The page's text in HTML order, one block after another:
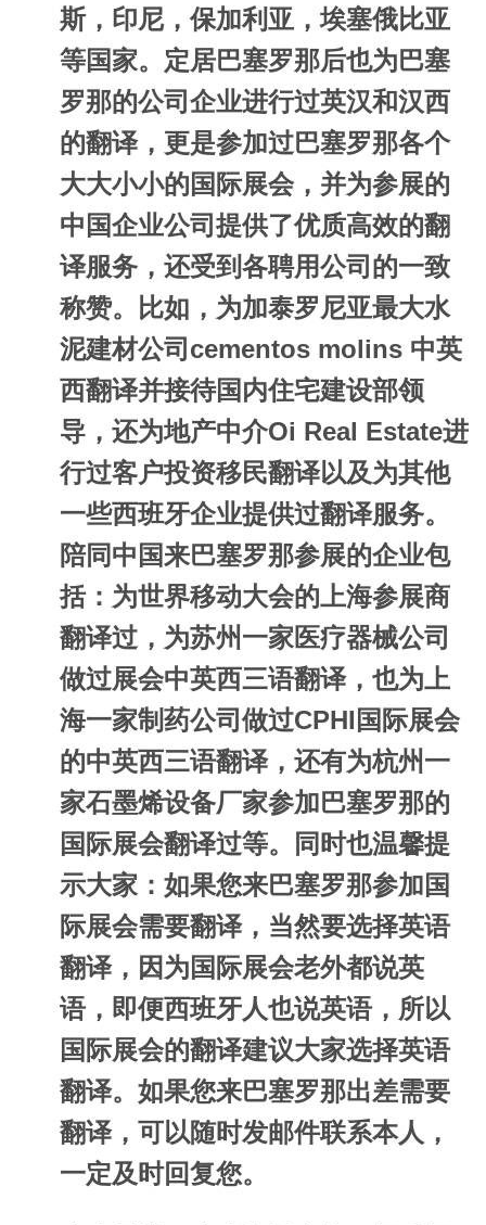
斯，印尼，保加利亚，埃塞俄比亚
等国家。定居巴塞罗那后也为巴塞
罗那的公司企业进行过英汉和汉西
的翻译，更是参加过巴塞罗那各个
大大小小的国际展会，并为参展的
中国企业公司提供了优质高效的翻
译服务，还受到各聘用公司的一致
称赞。比如，为加泰罗尼亚最大水
泥建材公司cementos molins 中英
西翻译并接待国内住宅建设部领
导，还为地产中介Oi Real Estate进
行过客户投资移民翻译以及为其他
一些西班牙企业提供过翻译服务。
陪同中国来巴塞罗那参展的企业包
括：为世界移动大会的上海参展商
翻译过，为苏州一家医疗器械公司
做过展会中英西三语翻译，也为上
海一家制药公司做过CPHI国际展会
的中英西三语翻译，还有为杭州一
家石墨烯设备厂家参加巴塞罗那的
国际展会翻译过等。同时也温馨提
示大家：如果您来巴塞罗那参加国
际展会需要翻译，当然要选择英语
翻译，因为国际展会老外都说英
语，即便西班牙人也说英语，所以
国际展会的翻译建议大家选择英语
翻译。如果您来巴塞罗那出差需要
翻译，可以随时发邮件联系本人，
一定及时回复您。